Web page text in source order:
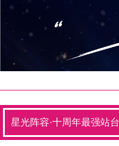
星光阵容·十周年最强站台